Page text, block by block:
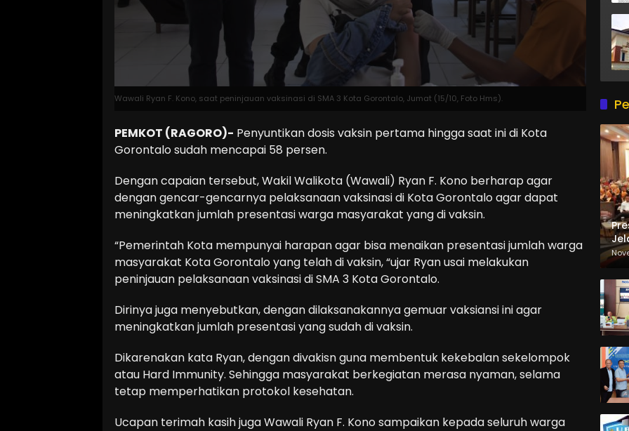
Wawali Ryan F. Kono, saat peninjauan vaksinasi di SMA 3 Kota Gorontalo, Jumat (15/10, Foto Hms).
PEMKOT (RAGORO)- Penyuntikan dosis vaksin pertama hingga saat ini di Kota
Gorontalo sudah mencapai 58 persen.
Dengan capaian tersebut, Wakil Walikota (Wawali) Ryan F. Kono berharap agar
dengan gencar-gencarnya pelaksanaan vaksinasi di Kota Gorontalo agar dapat
meningkatkan jumlah presentasi warga masyarakat yang di vaksin.
“Pemerintah Kota mempunyai harapan agar bisa menaikan presentasi jumlah warga
masyarakat Kota Gorontalo yang telah di vaksin, “ujar Ryan usai melakukan
peninjauan pelaksanaan vaksinasi di SMA 3 Kota Gorontalo.
Dirinya juga menyebutkan, dengan dilaksanakannya gemuar vaksiansi ini agar
meningkatkan jumlah presentasi yang sudah di vaksin.
Dikarenakan kata Ryan, dengan divakisn guna membentuk kekebalan sekelompok
atau Hard Immunity. Sehingga masyarakat berkegiatan merasa nyaman, selama
tetap memperhatikan protokol kesehatan.
Ucapan terimah kasih juga Wawali Ryan F. Kono sampaikan kepada seluruh warga